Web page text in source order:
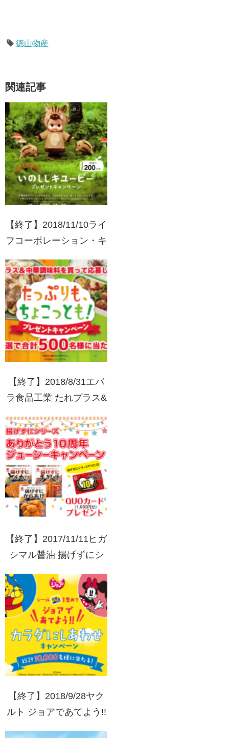
徳山物産
関連記事
【終了】2018/11/10ライ
フコーポレーション・キ
ーピープレゼントキャン
ペーン
【終了】2018/8/31エバ
ラ食品工業 たれプラス&
しよう！たっぷりも、ち
ょこっとも！プレゼント
キャンペーン
【終了】2017/11/11ヒガ
シマル醤油 揚げずにシ
ジューシーキャンペーン
QUOカードプレゼント
【終了】2018/9/28ヤク
ルト ジョアであてよう!!